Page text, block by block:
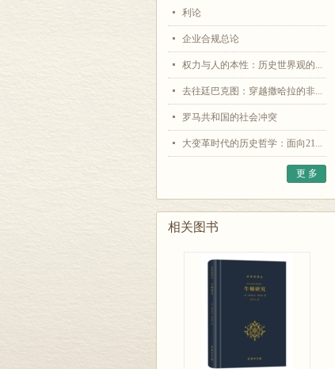
利论
企业合规总论
权力与人的本性：历史世界观的...
去往廷巴克图：穿越撒哈拉的非...
罗马共和国的社会冲突
大变革时代的历史哲学：面向21...
更 多
相关图书